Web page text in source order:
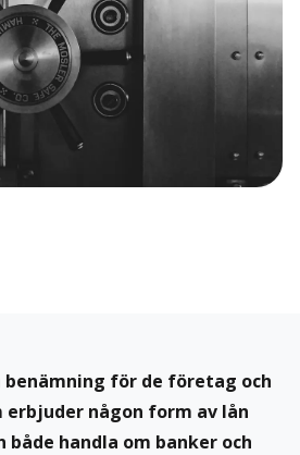
för de företag och
någon form av lån
handla om banker och